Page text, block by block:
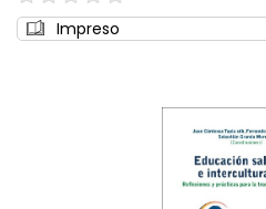
0%
Impreso